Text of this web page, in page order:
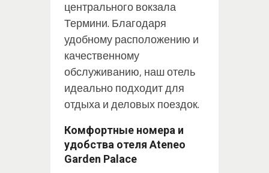
центрального вокзала
Термини. Благодаря
удобному расположению и
качественному
обслуживанию, наш отель
идеально подходит для
отдыха и деловых поездок.
Комфортные номера и
удобства отеля Ateneo
Garden Palace